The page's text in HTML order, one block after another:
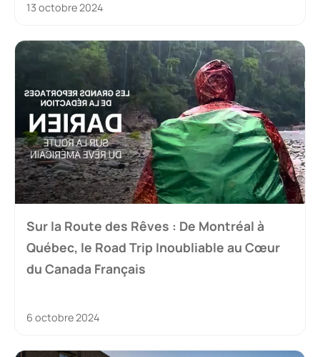
13 octobre 2024
Sur la Route des Rêves : De Montréal à
Québec, le Road Trip Inoubliable au Cœur
du Canada Français
6 octobre 2024